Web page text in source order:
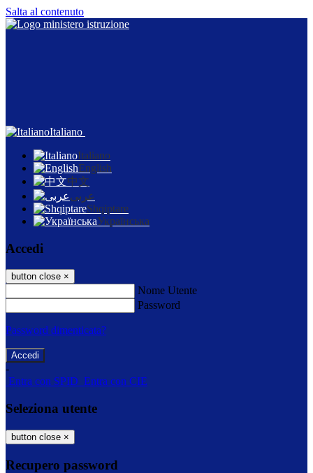
Salta al contenuto
Italiano
Italiano
English
中文
عربى
Shqiptare
Українська
Accedi
button close ×
Nome Utente
Password
Password dimenticata?
-
Entra con SPID Entra con CIE
Seleziona utente
button close ×
Recupero password